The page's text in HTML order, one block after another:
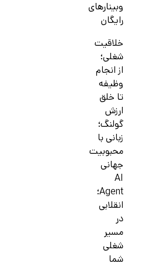
وبینارهای
رایگان
خلاقیت
شغلی؛
از انجام
وظیفه
تا خلق
ارزش
گولنگ؛
زبانی با
محبوبیت
جهانی
AI
Agent؛
انقلابی
در
مسیر
شغلی